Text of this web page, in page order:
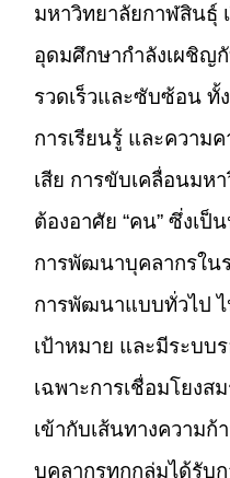
มหาวิทยาลัยกาฬสินธุ์
อุดมศึกษากำลังเผชิญ
รวดเร็วและซับซ้อน ทั้
การเรียนรู้ และความ
เสีย การขับเคลื่อนมห
ต้องอาศัย “คน” ซึ่งเ
การพัฒนาบุคลากรใน
การพัฒนาแบบทั่วไป
เป้าหมาย และมีระบบ
เฉพาะการเชื่อมโยงส
เข้ากับเส้นทางความก้
บุคลากรทุกกลุ่มได้รับ